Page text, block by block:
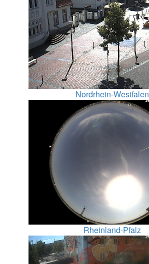
Nordrhein-Westfalen
Rheinland-Pfalz